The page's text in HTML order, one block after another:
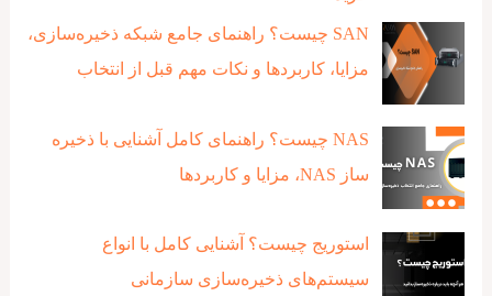
SAN چیست؟ راهنمای جامع شبکه ذخیره‌سازی،
مزایا، کاربردها و نکات مهم قبل از انتخاب
NAS چیست؟ راهنمای کامل آشنایی با ذخیره‌
ساز NAS، مزایا و کاربردها
استوریج چیست؟ آشنایی کامل با انواع
سیستم‌های ذخیره‌سازی سازمانی